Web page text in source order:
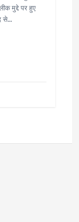
मुद्दे पर हुए
से…